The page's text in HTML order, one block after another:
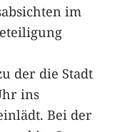
im
der die Stadt
ins
Bei der